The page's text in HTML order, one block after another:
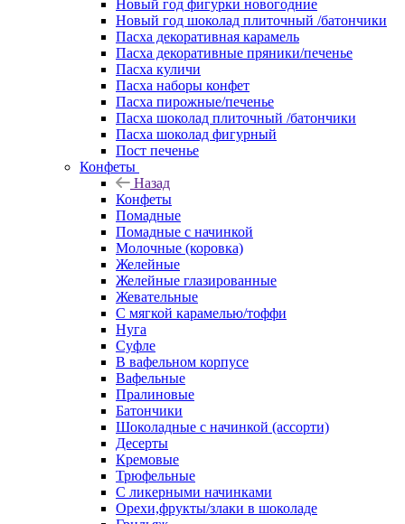
Новый год фигурки новогодние
Новый год шоколад плиточный /батончики
Пасха декоративная карамель
Пасха декоративные пряники/печенье
Пасха куличи
Пасха наборы конфет
Пасха пирожные/печенье
Пасха шоколад плиточный /батончики
Пасха шоколад фигурный
Пост печенье
Конфеты
Назад
Конфеты
Помадные
Помадные с начинкой
Молочные (коровка)
Желейные
Желейные глазированные
Жевательные
С мягкой карамелью/тоффи
Нуга
Суфле
В вафельном корпусе
Вафельные
Пралиновые
Батончики
Шоколадные с начинкой (ассорти)
Десерты
Кремовые
Трюфельные
С ликерными начинками
Орехи,фрукты/злаки в шоколаде